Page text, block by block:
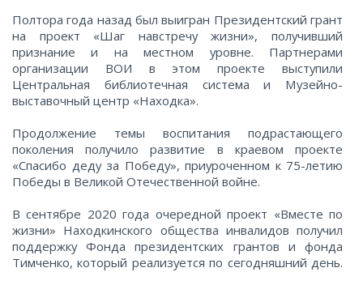
Полтора года назад был выигран Президентский грант
на проект «Шаг навстречу жизни», получивший
признание и на местном уровне. Партнерами
организации ВОИ в этом проекте выступили
Центральная библиотечная система и Музейно-
выставочный центр «Находка».
Продолжение темы воспитания подрастающего
поколения получило развитие в краевом проекте
«Спасибо деду за Победу», приуроченном к 75-летию
Победы в Великой Отечественной войне.
В сентябре 2020 года очередной проект «Вместе по
жизни» Находкинского общества инвалидов получил
поддержку Фонда президентских грантов и фонда
Тимченко, который реализуется по сегодняшний день.